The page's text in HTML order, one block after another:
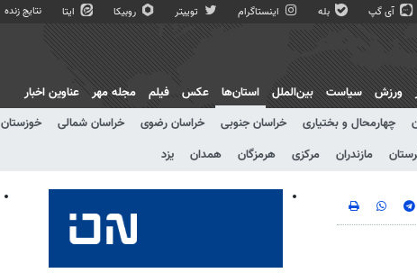
آی گپ بله اینستاگرام توییتر روبیکا ایتا نتایج زنده
ورزش سیاست بین‌الملل
استان‌ها
چهارمحال و بختیاری خراسان جنوبی خراسان رضوی خراسان شمالی خوزستان
مازندران مرکزی هرمزگان همدان یزد
عکس فیلم مجله مهر عناوین اخبار